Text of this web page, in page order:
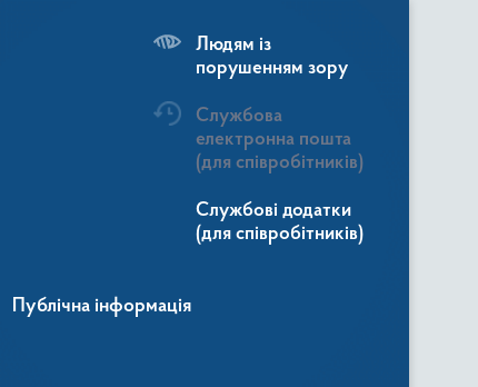
Людям із
порушенням зору
Службова
електронна пошта
(для співробітників)
Службові додатки
(для співробітників)
Публічна інформація